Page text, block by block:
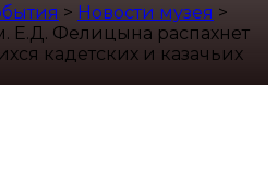
> Новости музея >
Е.Д. Фелицына распахнет
кадетских и казачьих